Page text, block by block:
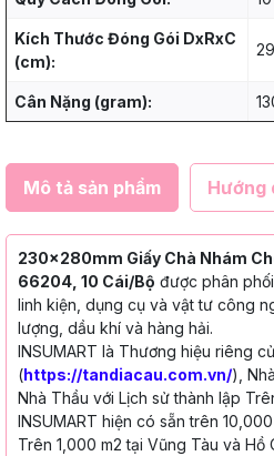
Kích Thước Đóng Gói DxRxC
(cm):
Cân Nặng (gram):
Mô tả sản phẩm Hướng
230x280mm Giấy Chà Nhám
66204, 10 Cái/Bộ được phân
linh kiện, dụng cụ và vật tư công
lượng, dầu khí và hàng hải.
INSUMART là Thương hiệu riêng
(https://tandiacau.com.vn/),
Nhà Thầu với Lịch sử thành lập
INSUMART hiện có sẵn trên
Trên 1,000 m2 tại Vũng Tàu và Hồ